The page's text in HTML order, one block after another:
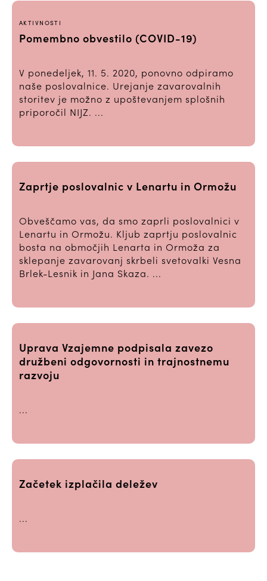
AKTIVNOSTI
Pomembno obvestilo (COVID-19)
V ponedeljek, 11. 5. 2020, ponovno odpiramo
naše poslovalnice. Urejanje zavarovalnih
storitev je možno z upoštevanjem splošnih
priporočil NIJZ. ...
Zaprtje poslovalnic v Lenartu in Ormožu
Obveščamo vas, da smo zaprli poslovalnici v
Lenartu in Ormožu. Kljub zaprtju poslovalnic
bosta na območjih Lenarta in Ormoža za
sklepanje zavarovanj skrbeli svetovalki Vesna
Brlek-Lesnik in Jana Skaza. ...
Uprava Vzajemne podpisala zavezo
družbeni odgovornosti in trajnostnemu
razvoju
...
Začetek izplačila deležev
...